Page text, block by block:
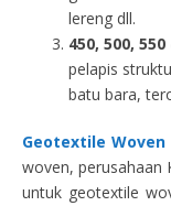
lereng dll.
450, 500,
pelapis
batu bara,
Geotextile Woven
woven, perusahaan
untuk geotextile